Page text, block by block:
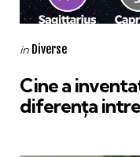
Categories
Posted
in Diverse
Cine a
diferența intre